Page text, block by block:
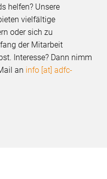
helfen? Unsere
vielfältige
oder sich zu
der Mitarbeit
Interesse? Dann nimm
an info [at] adfc-